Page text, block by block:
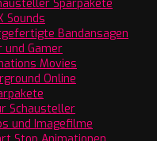
Sparpakete
Sounds
Bandansagen
und Gamer
Movies
Online
Schausteller
und Imagefilme